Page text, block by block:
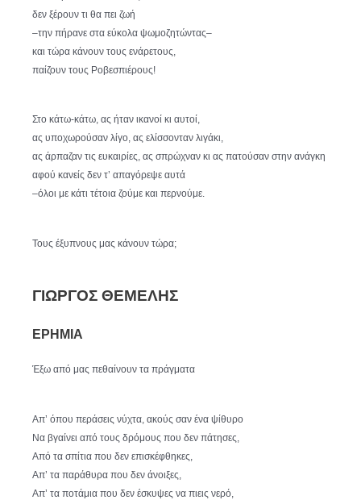
δεν ξέρουν τι θα πει ζωή
–την πήρανε στα εύκολα ψωμοζητώντας–
και τώρα κάνουν τους ενάρετους,
παίζουν τους Ροβεσπιέρους!
Στο κάτω-κάτω, ας ήταν ικανοί κι αυτοί,
ας υποχωρούσαν λίγο, ας ελίσσονταν λιγάκι,
ας άρπαζαν τις ευκαιρίες, ας σπρώχναν κι ας πατούσαν στην ανάγκη
αφού κανείς δεν τ’ απαγόρεψε αυτά
–όλοι με κάτι τέτοια ζούμε και περνούμε.
Τους έξυπνους μας κάνουν τώρα;
ΓΙΩΡΓΟΣ ΘΕΜΕΛΗΣ
ΕΡΗΜΙΑ
Έξω από μας πεθαίνουν τα πράγματα
Απ’ όπου περάσεις νύχτα, ακούς σαν ένα ψίθυρο
Να βγαίνει από τους δρόμους που δεν πάτησες,
Από τα σπίτια που δεν επισκέφθηκες,
Απ’ τα παράθυρα που δεν άνοιξες,
Απ’ τα ποτάμια που δεν έσκυψες να πιεις νερό,